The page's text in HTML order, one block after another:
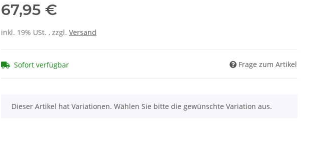
67,95 €
inkl. 19% USt. , zzgl. Versand
Sofort verfügbar Frage zum Artikel
x
Dieser Artikel hat Variationen. Wählen Sie bitte die gewünschte Variation aus.